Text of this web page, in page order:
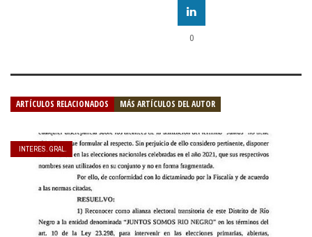
0
ARTÍCULOS RELACIONADOS MÁS ARTÍCULOS DEL AUTOR
INTERES. GRAL.